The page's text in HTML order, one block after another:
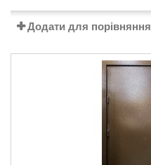
Додати для порівняння